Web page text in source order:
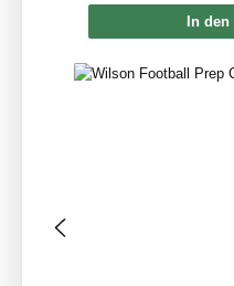
In den